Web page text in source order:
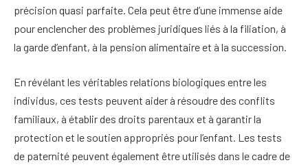
précision quasi parfaite. Cela peut être d’une immense aide
pour enclencher des problèmes juridiques liés à la filiation, à
la garde d’enfant, à la pension alimentaire et à la succession.
En révélant les véritables relations biologiques entre les
individus, ces tests peuvent aider à résoudre des conflits
familiaux, à établir des droits parentaux et à garantir la
protection et le soutien appropriés pour l’enfant. Les tests
de paternité peuvent également être utilisés dans le cadre de